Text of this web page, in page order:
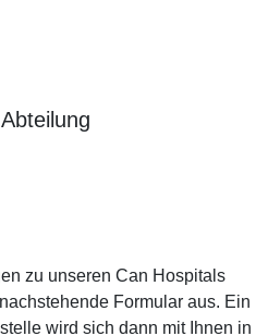
zu unseren Can Hospitals
Formular aus. Ein
wird sich dann mit Ihnen in